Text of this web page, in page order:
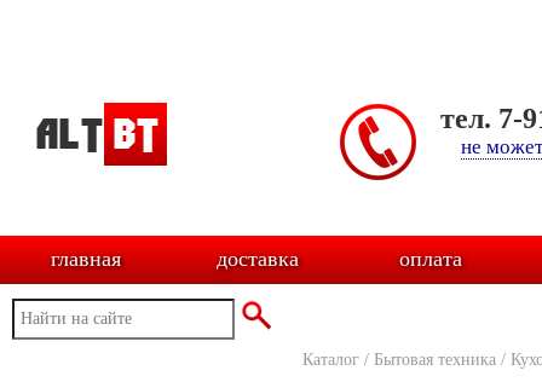
тел. 7-
не
главная доставка оплата
Каталог / Бытовая техника /